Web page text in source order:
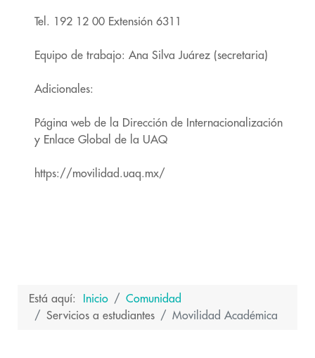
Tel. 192 12 00 Extensión 6311
Equipo de trabajo: Ana Silva Juárez (secretaria)
Adicionales:
Página web de la Dirección de Internacionalización
y Enlace Global de la UAQ
https://movilidad.uaq.mx/
Está aquí: Inicio
Comunidad
Servicios a estudiantes
Movilidad Académica